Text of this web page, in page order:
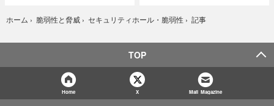
ホーム › 脆弱性と脅威 › セキュリティホール・脆弱性 › 記事
TOP
Home X Mail Magazine